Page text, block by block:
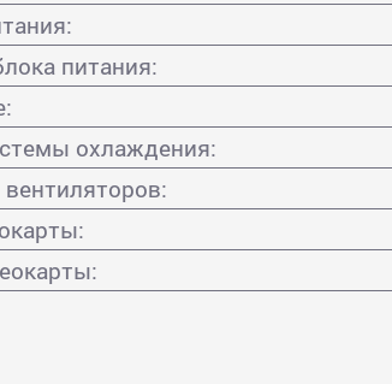
питания:
охлаждения: